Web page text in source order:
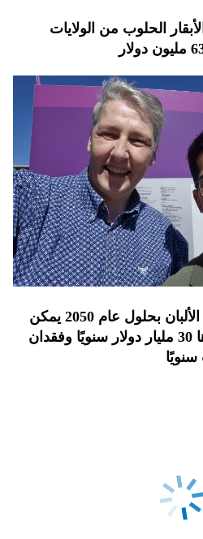
الحلوب من الولايات
الإجهاد الحراري في تربية الألبان بحلول عام 2050 يمكن
أن يصل إلى خسارة قدرها 30 مليار دولار سنويًا وفقدان